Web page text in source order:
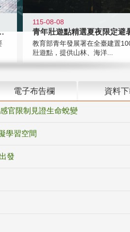
動「改善無
115-08-08
教育部青年發展署在全臺建置
壯遊點，提供山林、海洋...
電子布告欄 資料
官限制見證生命蛻變
學習空間
發